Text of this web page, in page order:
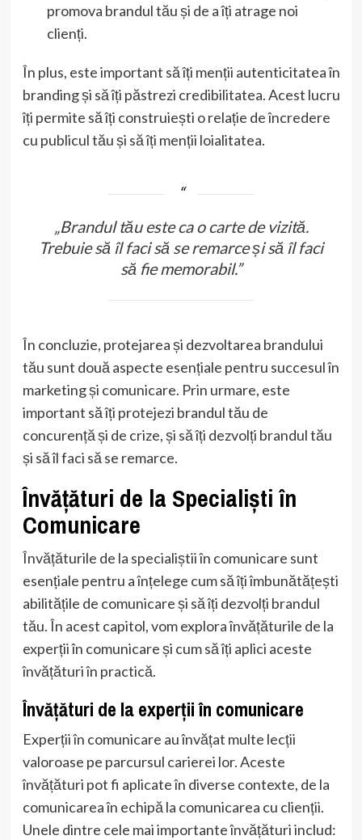
promova brandul tău și de a îți atrage noi
clienți.
În plus, este important să îți menții autenticitatea în
branding și să îți păstrezi credibilitatea. Acest lucru
îți permite să îți construiești o relație de încredere
cu publicul tău și să îți menții loialitatea.
„Brandul tău este ca o carte de vizită.
Trebuie să îl faci să se remarce și să îl faci
să fie memorabil.”
În concluzie, protejarea și dezvoltarea brandului
tău sunt două aspecte esențiale pentru succesul în
marketing și comunicare. Prin urmare, este
important să îți protejezi brandul tău de
concurență și de crize, și să îți dezvolți brandul tău
și să îl faci să se remarce.
Învățături de la Specialiști în
Comunicare
Învățăturile de la specialiștii în comunicare sunt
esențiale pentru a înțelege cum să îți îmbunătățești
abilitățile de comunicare și să îți dezvolți brandul
tău. În acest capitol, vom explora învățăturile de la
experții în comunicare și cum să îți aplici aceste
învățături în practică.
Învățături de la experții în comunicare
Experții în comunicare au învățat multe lecții
valoroase pe parcursul carierei lor. Aceste
învățături pot fi aplicate în diverse contexte, de la
comunicarea în echipă la comunicarea cu clienții.
Unele dintre cele mai importante învățături includ: